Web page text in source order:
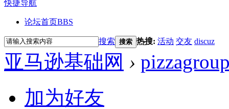
快捷导航
论坛首页BBS
搜索 搜索 热搜: 活动 交友 discuz
亚马逊基础网 ›
加为好友